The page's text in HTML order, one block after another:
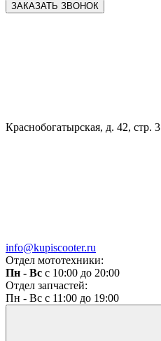
ЗАКАЗАТЬ ЗВОНОК
Краснобогатырская, д. 42, стр. 3
info@kupiscooter.ru
Отдел мототехники:
Пн - Вс с 10:00 до 20:00
Отдел запчастей:
Пн - Вс с 11:00 до 19:00